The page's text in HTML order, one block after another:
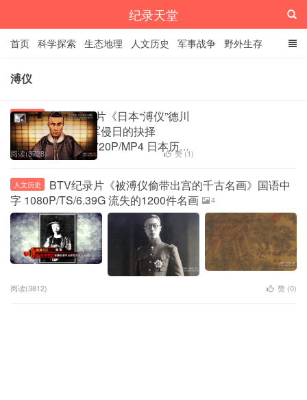
纪录天堂
首页 科学探索 生态地理 人文历史 军事战争 野外生存
经典纪录
溥仪
人文历史
NHK纪录片《日本“溥仪”德川
庆喜 面对五国联军侵日的抉择
2016》日语中字 720P/MP4 日本历史
纪录片下载
1
阅读(3728) 赞 (1)
人文历史
BTV纪录片《被溥仪偷带出宫的千古名画》国语中
字 1080P/TS/6.39G 流失的1200件名画
4
阅读(3812) 赞 (0)